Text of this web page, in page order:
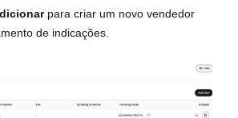
para criar um novo vendedor
de indicações.